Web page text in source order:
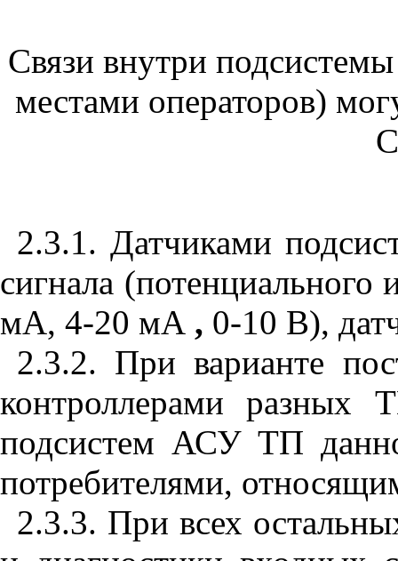
Связи внутри
местами операторов)
2.3.1. Датчиками
сигнала (потенциального
мА, 4-20 мА , 0-10 В),
2.3.2. При варианте
контроллерами разных
подсистем АСУ ТП
потребителями,
2.3.3. При всех